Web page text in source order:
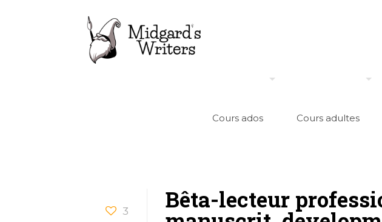
Cours ados Cours adultes
3 Bêta-lecteur